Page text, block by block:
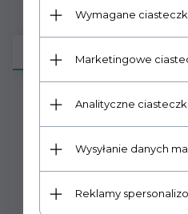
OPIS PRODUKTU
Opinel Brelok Inox
002269
Brelok No.04 firmy Opinel
rękojeść wykonana jest z
grabu.
Głownia (dł. 5 cm)
Wymagane
Marketingowe
Analityczne
Wysyłanie danych
Reklamy